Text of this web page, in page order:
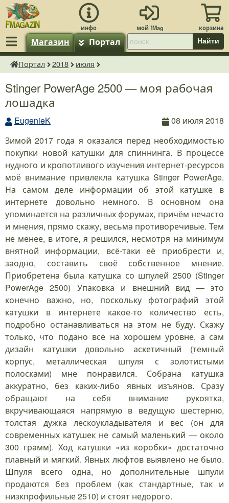
Магазин Портал Найти
fMagazin.ru
Портал 2018 июля
Stinger PowerAge 2500 — моя рабочая
лошадка
EugenieK
08 июля 2018
Зимой 2017 года я оказался перед необходимостью
покупки новой катушки для спиннинга. В процессе
нудного и кропотливого изучения интернет-ресурсов
моё внимание привлекла катушка Stinger PowerAge.
На самом деле информации об этой катушке в
интернете довольно немного. В основном она
упоминается на различных форумах, причём нечасто
и мнения, прямо скажу, весьма противоречивые. Тем
не менее, в итоге, я решился, несмотря на минимум
внятной информации, всё-таки её приобрести и,
заодно, составить своё собственное мнение.
Приобретена была катушка со шпулей 2500 (Stinger
PowerAge 2500) Упаковка и внешний вид — это
конечно важно, но, поскольку фотографий этой
катушки в интернете какое-то количество есть,
подробно останавливаться на этом не буду. Скажу
только, что подано всё на хорошем уровне, а сам
дизайн катушки довольно аскетичный (темный
корпус, металлическая шпуля с золотистыми
полосками) мне понравился. Собрана катушка
аккуратно, без каких-либо явных изъянов. Сразу
обращают на себя внимание рукоятка,
вкручивающаяся напрямую в ведущую шестерню,
толстая дужка лескоукладывателя и вес (он для
современных катушек не самый маленький — около
300 грамм). Ход катушки «из коробки» достаточно
плавный и мягкий. Явных люфтов выявлено не было.
Шпуля всего одна, но дополнительные шпули
продаются без проблем (как стандартные, так и
низкпрофильные 2510) и стоят недорого.